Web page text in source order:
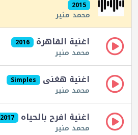
2015
محمد منير
اغنية القاهرة 2016
محمد منير
اغنية هغنى Simples
محمد منير
اغنية افرح بالحياه 2017
محمد منير